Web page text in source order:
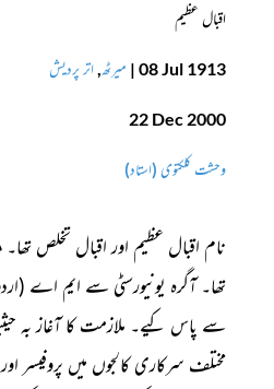
اقبال عظیم
08 Jul 1913
| میرٹھ,اتر پردیش
22 Dec 2000
وحشت کلکتوی (استاد)
مختلف سرکاری کالجوں میں